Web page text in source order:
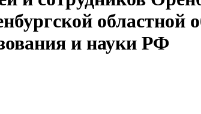
областной
и науки РФ